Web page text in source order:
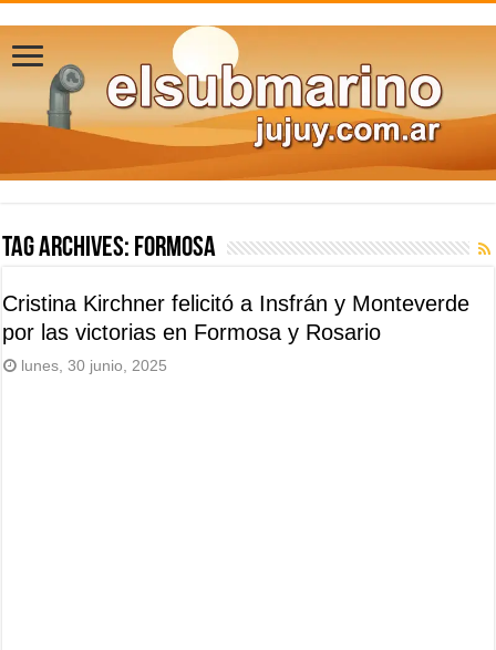
Tag Archives: Formosa
Cristina Kirchner felicitó a Insfrán y Monteverde
por las victorias en Formosa y Rosario
lunes, 30 junio, 2025